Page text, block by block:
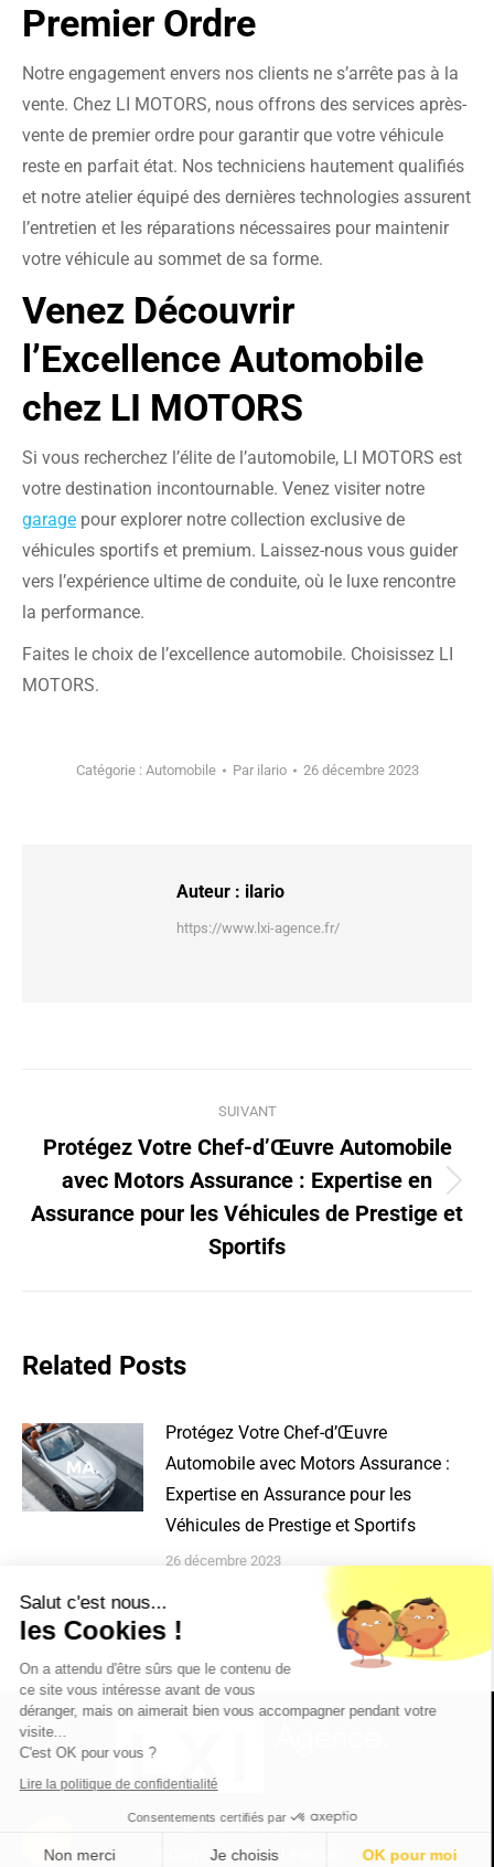
Premier Ordre
Notre engagement envers nos clients ne s’arrête pas à la
vente. Chez LI MOTORS, nous offrons des services après-
vente de premier ordre pour garantir que votre véhicule
reste en parfait état. Nos techniciens hautement qualifiés
et notre atelier équipé des dernières technologies assurent
l’entretien et les réparations nécessaires pour maintenir
votre véhicule au sommet de sa forme.
Venez Découvrir
l’Excellence Automobile
chez LI MOTORS
Si vous recherchez l’élite de l’automobile, LI MOTORS est
votre destination incontournable. Venez visiter notre
garage pour explorer notre collection exclusive de
véhicules sportifs et premium. Laissez-nous vous guider
vers l’expérience ultime de conduite, où le luxe rencontre
la performance.
Faites le choix de l’excellence automobile. Choisissez LI
MOTORS.
Catégorie : Automobile Par ilario 26 décembre 2023
Auteur : ilario
https://www.lxi-agence.fr/
article
SUIVANT
Article
suivant
:
Protégez Votre Chef-d’Œuvre Automobile
avec Motors Assurance : Expertise en
Assurance pour les Véhicules de Prestige et
Sportifs
Related Posts
Protégez Votre Chef-d’Œuvre
Automobile avec Motors Assurance :
Expertise en Assurance pour les
Véhicules de Prestige et Sportifs
26 décembre 2023
Mention Légales
© Copyright 2026 LXI Agence.
Salut c'est nous...
les Cookies !
On a attendu d'être sûrs que le contenu de
ce site vous intéresse avant de vous
déranger, mais on aimerait bien vous accompagner pendant votre
visite...
C'est OK pour vous ?
Lire la politique de confidentialité
Consentements certifiés par
Non merci Je choisis OK pour moi